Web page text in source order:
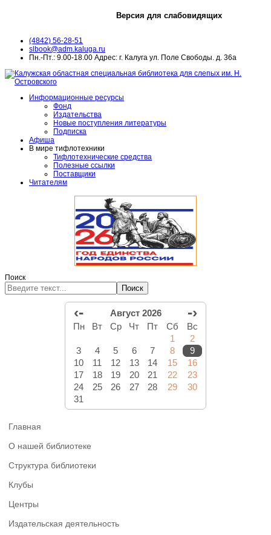
Версия для слабовидящих
(4842) 56-28-51
slbook@adm.kaluga.ru
Пн.-Пт.: 9.00-18.00 Адрес: г. Калуга ул. Поле Свободы. д. 36а
Информационные ресурсы
Фонд
Издательства
Новые поступления литературы
Подписка
Афиша
В мире тифлотехники
Тифлотехнические средства
Полезные ссылки
Поставщики
Читателям
Поиск
Поиск
‹- Август 2026 -›
Пн Вт Ср Чт Пт Сб
Вс
1
2
3
4 5 6 7 8
9
10
11 12 13 14 15
16
17
18 19 20 21 22
23
24
25 26 27 28 29
30
31
Главная
О нашей библиотеке
Структура библиотеки
Клубы
Центры
Издательская деятельность